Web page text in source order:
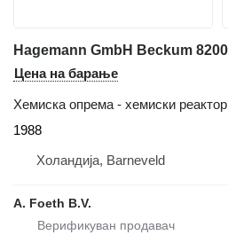
Цена на барање
Хемиска опрема - хемиски реактор
1988
Холандија, Barneveld
A. Foeth B.V.